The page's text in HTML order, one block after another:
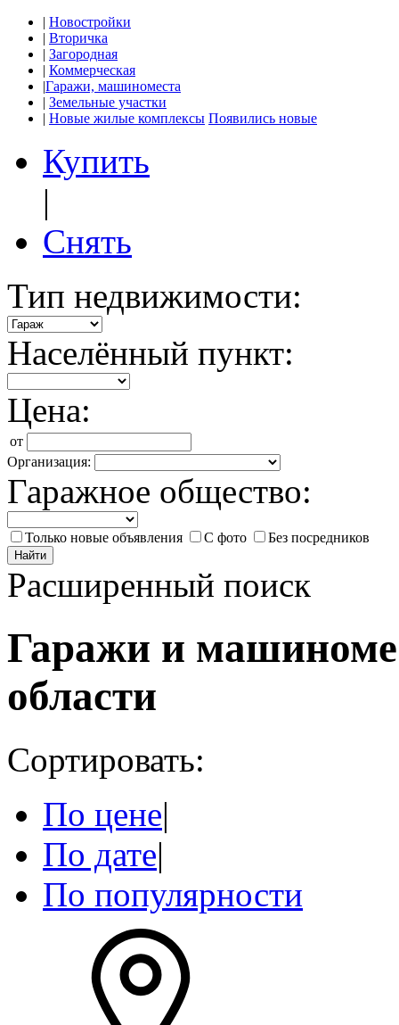
| Новостройки
| Вторичка
| Загородная
| Коммерческая
|Гаражи, машиноместа
| Земельные участки
| Новые жилые комплексы Появились новые
Купить
|
Снять
Тип недвижимости:
Населённый пункт:
Цена:
от
Организация:
Гаражное общество:
Только новые объявления С фото Без посредников
Найти
Расширенный поиск
Гаражи и
области
Сортировать:
По цене|
По дате|
По популярности